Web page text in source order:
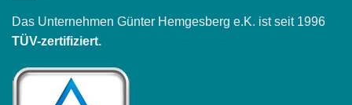
Das Unternehmen Günter Hemgesberg e.K. ist seit 1996
TÜV-zertifiziert.